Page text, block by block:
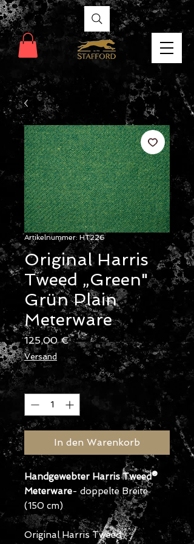
Artikelnummer: HT226
Original Harris
Tweed „Green"
Grün Plain
Meterware
125,00 €Preis
Versand
Anzahl *
In den Warenkorb
Handgewebter Harris Tweed®
Meterware- doppelte Breite
(150 cm)
Original Harris Tweed